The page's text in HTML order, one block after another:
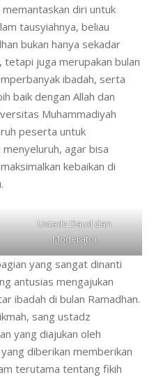
diri untuk
tausyiahnya, beliau
bukan hanya sekadar
tetapi juga merupakan bulan
ibadah, serta
baik dengan Allah dan
Muhammadiyah
peserta untuk
agar bisa
kebaikan di
Ustadz Daud dan
Moderator
yang sangat dinanti
antusias mengajukan
ibadah di bulan Ramadhan.
sang ustadz
yang diajukan oleh
diberikan memberikan
terutama tentang fikih